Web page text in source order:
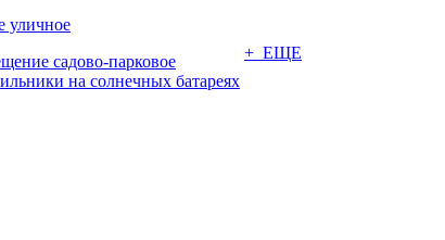
уличное
садово-парковое
на солнечных батареях
+ ЕЩЕ